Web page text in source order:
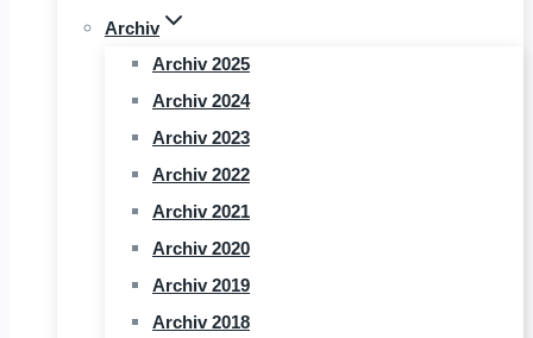
Archiv
Archiv 2025
Archiv 2024
Archiv 2023
Archiv 2022
Archiv 2021
Archiv 2020
Archiv 2019
Archiv 2018